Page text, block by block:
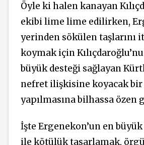
Öyle ki halen kanayan
ekibi lime lime edilirken,
yerinden sökülen taşlarını
koymak için
büyük desteği sağlayan
nefret ilişkisine koyacak
yapılmasına bilhassa özen
İşte Ergenekon’un en
ile kötülük tasarlamak,